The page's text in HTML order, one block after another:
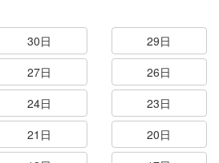
30日
29日
27日
26日
24日
23日
21日
20日